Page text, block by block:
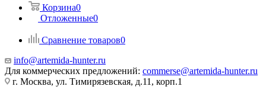
Корзина0
Отложенные0
Сравнение товаров0
info@artemida-hunter.ru
Для коммерческих предложений: commerse@artemida-hunter.ru
г. Москва, ул. Тимирязевская, д.11, корп.1